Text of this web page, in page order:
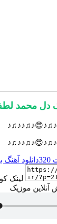
دل محمد
دانلود آهنگ
لینک
آنلاین موزیک